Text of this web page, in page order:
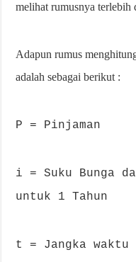
melihat rumusnya terlebih
Adapun rumus
adalah sebagai berikut :
P = Pinjaman
i = Suku Bunga
untuk 1 Tahun
t = Jangka waktu